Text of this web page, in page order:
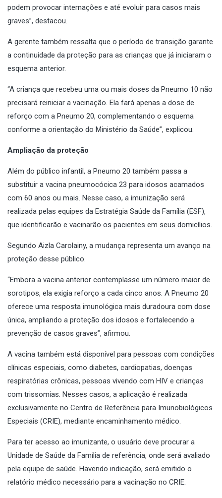
podem provocar internações e até evoluir para casos mais
graves”, destacou.
A gerente também ressalta que o período de transição garante
a continuidade da proteção para as crianças que já iniciaram o
esquema anterior.
“A criança que recebeu uma ou mais doses da Pneumo 10 não
precisará reiniciar a vacinação. Ela fará apenas a dose de
reforço com a Pneumo 20, complementando o esquema
conforme a orientação do Ministério da Saúde”, explicou.
Ampliação da proteção
Além do público infantil, a Pneumo 20 também passa a
substituir a vacina pneumocócica 23 para idosos acamados
com 60 anos ou mais. Nesse caso, a imunização será
realizada pelas equipes da Estratégia Saúde da Família (ESF),
que identificarão e vacinarão os pacientes em seus domicílios.
Segundo Aizla Carolainy, a mudança representa um avanço na
proteção desse público.
“Embora a vacina anterior contemplasse um número maior de
sorotipos, ela exigia reforço a cada cinco anos. A Pneumo 20
oferece uma resposta imunológica mais duradoura com dose
única, ampliando a proteção dos idosos e fortalecendo a
prevenção de casos graves”, afirmou.
A vacina também está disponível para pessoas com condições
clínicas especiais, como diabetes, cardiopatias, doenças
respiratórias crônicas, pessoas vivendo com HIV e crianças
com trissomias. Nesses casos, a aplicação é realizada
exclusivamente no Centro de Referência para Imunobiológicos
Especiais (CRIE), mediante encaminhamento médico.
Para ter acesso ao imunizante, o usuário deve procurar a
Unidade de Saúde da Família de referência, onde será avaliado
pela equipe de saúde. Havendo indicação, será emitido o
relatório médico necessário para a vacinação no CRIE.